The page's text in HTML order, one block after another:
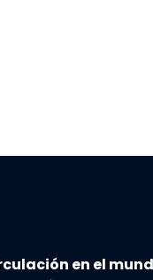
en el